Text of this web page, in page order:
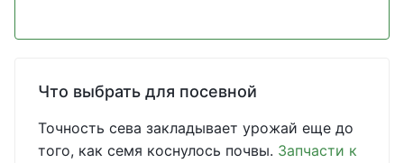
Что выбрать для посевной
Точность сева закладывает урожай еще до
того, как семя коснулось почвы. Запчасти к